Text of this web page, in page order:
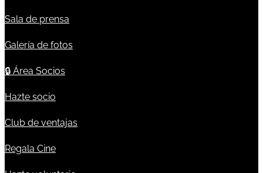
Sala de prensa
Galería de fotos
🔒 Área Socios
Hazte socio
Club de ventajas
Regala Cine